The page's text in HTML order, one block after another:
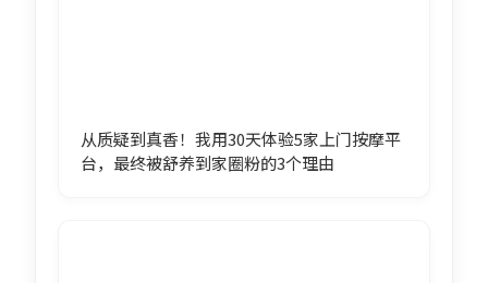
从质疑到真香！我用30天体验5家上门按摩平
台，最终被舒养到家圈粉的3个理由